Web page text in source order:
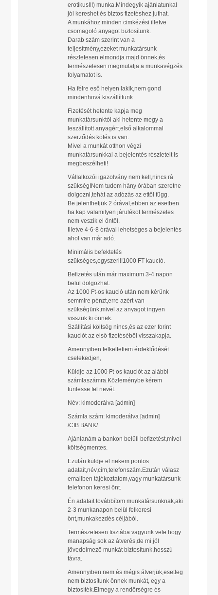
erotikus!!!) munka.Mindegyik ajánlatunkal
jól kereshet és biztos fizetéshez juthat.
A munkához minden cimkézési illetve
csomagoló anyagot biztosítunk.
Darab szám szerint van a
teljesítmény,ezeket munkatársunk
részletesen elmondja majd önnek,és
természetesen megmutatja a munkavégzés
folyamatot is.
Ha félre eső helyen lakik,nem gond
mindenhová kiszállíttunk.
Fizetését hetente kapja meg
munkatársunktól aki hetente megy a
leszállított anyagért,első alkalommal
szerződés kötés is van.
Mivel a munkát otthon végzi
munkatársunkkal a bejelentés részleteit is
megbeszélheti!
Vállalkozói igazolvány nem kell,nincs rá
szükség!Nem tudom hány órában szeretne
dolgozni,tehát az adózás az ettől függ.
Be jelenthetjük 2 órával,ebben az esetben
ha kap valamilyen járulékot természetes
nem veszik el öntől.
Illetve 4-6-8 órával lehetséges a bejelentés
ahol van már adó.
Minimális befektetés
szükséges,egyszeri!!1000 FT kaucíó.
Befizetés után már maximum 3-4 napon
belül dolgozhat.
Az 1000 Ft-os kaució után nem kérünk
semmire pénzt,erre azért van
szükségünk,mivel az anyagot ingyen
visszük ki önnek.
Szállítási költség nincs,és az ezer forint
kauciót az első fizetéséből visszakapja.
Amennyiben felkeltettem érdeklődését
cselekedjen,
Küldje az 1000 Ft-os kauciót az alábbi
számlaszámra.Közleménybe kérem
tüntesse fel nevét.
Név: kimoderálva [admin]
Számla szám: kimoderálva [admin]
/CIB BANK/
Ajánlanám a bankon belüli befizetést,mivel
költségmentes.
Ezután küldje el nekem pontos
adatait,név,cím,telefonszám.Ezután válasz
emailben tájékoztatom,vagy munkatársunk
telefonon keresi önt.
Én adatait továbbítom munkatársunknak,aki
2-3 munkanapon belül felkeresi
önt,munkakezdés céljából.
Természetesen tisztába vagyunk vele hogy
manapság sok az átverés,de mi jól
jövedelmező munkát biztosítunk,hosszú
távra.
Amennyiben nem és mégis átverjük,esetleg
nem biztosítunk önnek munkát, egy a
biztosíték.Elmegy a rendőrségre és